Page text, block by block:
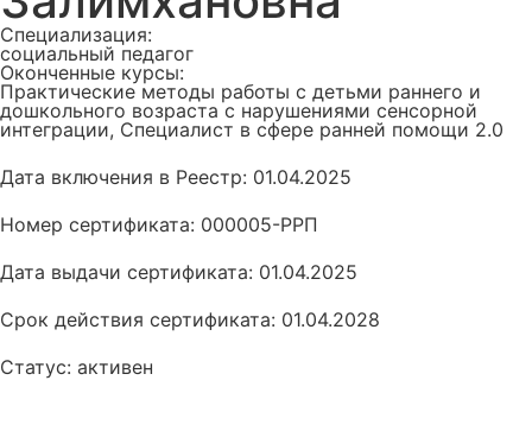
Специализация:
социальный педагог
Оконченные курсы:
Практические методы работы с детьми раннего и
дошкольного возраста с нарушениями сенсорной
интеграции, Специалист в сфере ранней помощи 2.0
Дата включения в Реестр: 01.04.2025
Номер сертификата: 000005-РРП
Дата выдачи сертификата: 01.04.2025
Срок действия сертификата: 01.04.2028
Статус: активен